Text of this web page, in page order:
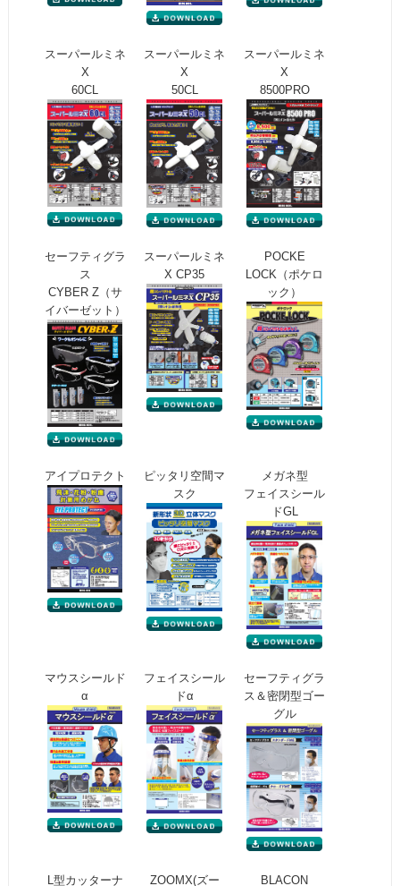
スーパールミネ
X
60CL
スーパールミネ
X
50CL
スーパールミネ
X
8500PRO
セーフティグラ
ス
CYBER Z（サ
イバーゼット）
スーパールミネ
X CP35
POCKE
LOCK（ポケロ
ック）
アイプロテクト
ピッタリ空間マ
スク
メガネ型
フェイスシール
ドGL
マウスシールド
α
フェイスシール
ドα
セーフティグラ
ス＆密閉型ゴー
グル
L型カッターナ ZOOMX(ズー BLACON